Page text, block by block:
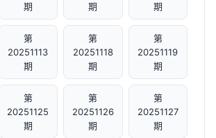
期
期
期
第
20251113
期
第
20251118
期
第
20251119
期
第
20251125
期
第
20251126
期
第
20251127
期